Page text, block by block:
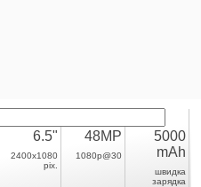
6.5"
2400x1080
pix.
48MP
1080p@30
5000
mAh
швидка
зарядка